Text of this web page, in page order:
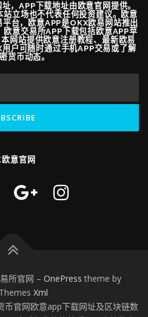
，APP下载地址由欧意官网提供。
立场也不代表任何投资建议。欧意
台，欧意APP是OKX欧易网站推出
意交易所APP下载包括欧意APP苹
网站提供欧意注册教程、最新欧易
户可随时通过手机APP交易或了解
货币动态。
意官网
所官网 – OnePress theme by
Xml
币官网欧意app下载网址及区块链数